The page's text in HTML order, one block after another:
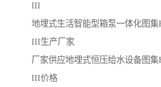
III
地埋式生活智能型箱泵一体化图集
III生产厂家
厂家供应地埋式恒压给水设备图集
III价格